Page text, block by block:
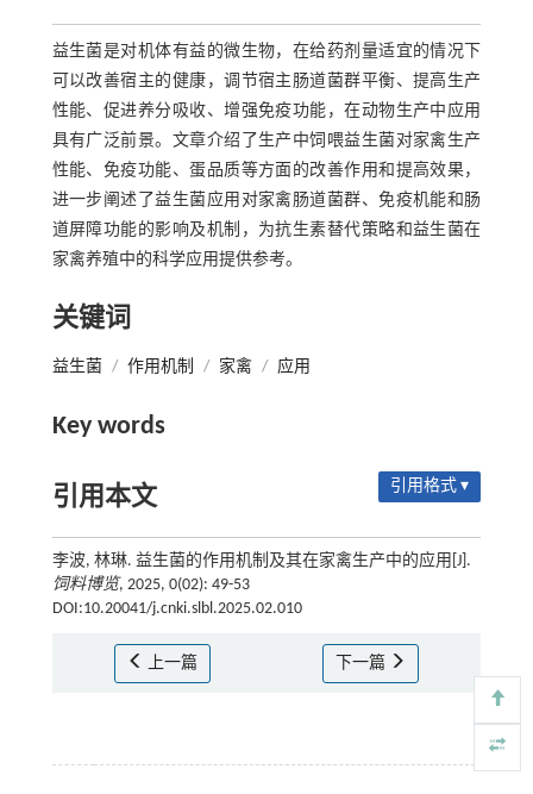
益生菌是对机体有益的微生物，在给药剂量适宜的情况下
可以改善宿主的健康，调节宿主肠道菌群平衡、提高生产
性能、促进养分吸收、增强免疫功能，在动物生产中应用
具有广泛前景。文章介绍了生产中饲喂益生菌对家禽生产
性能、免疫功能、蛋品质等方面的改善作用和提高效果，
进一步阐述了益生菌应用对家禽肠道菌群、免疫机能和肠
道屏障功能的影响及机制，为抗生素替代策略和益生菌在
家禽养殖中的科学应用提供参考。
关键词
益生菌 / 作用机制 / 家禽 / 应用
Key words
引用本文 引用格式 ▾
李波, 林琳. 益生菌的作用机制及其在家禽生产中的应用[J].
饲料博览, 2025, 0(02): 49-53
DOI:10.20041/j.cnki.slbl.2025.02.010
上一篇 下一篇